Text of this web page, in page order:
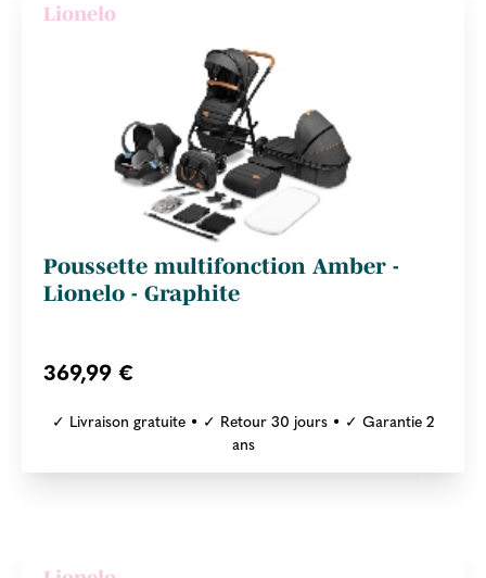
Lionelo
Poussette multifonction Amber -
Lionelo - Graphite
369,99 €
✓ Livraison gratuite • ✓ Retour 30 jours • ✓ Garantie 2
ans